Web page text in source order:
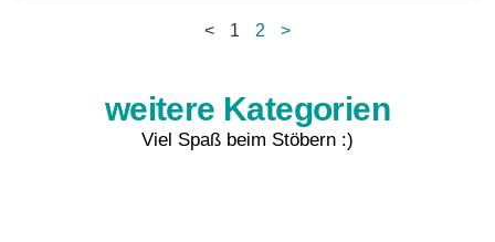
< 1 2 >
weitere Kategorien
Viel Spaß beim Stöbern :)